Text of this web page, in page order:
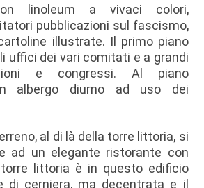
linoleum a vivaci colori,
pubblicazioni sul fascismo,
illustrate. Il primo piano
uffici dei vari comitati e a grandi
e congressi. Al piano
albergo diurno ad uso dei
al di là della torre littoria, si
ad un elegante ristorante con
littoria è in questo edificio
di cerniera, ma decentrata e il